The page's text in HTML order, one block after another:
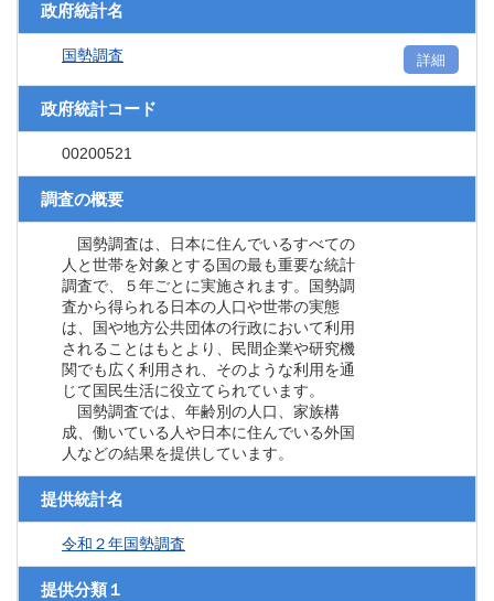
政府統計名
国勢調査 詳細
政府統計コード
00200521
調査の概要
国勢調査は、日本に住んでいるすべての
人と世帯を対象とする国の最も重要な統計
調査で、５年ごとに実施されます。国勢調
査から得られる日本の人口や世帯の実態
は、国や地方公共団体の行政において利用
されることはもとより、民間企業や研究機
関でも広く利用され、そのような利用を通
じて国民生活に役立てられています。
国勢調査では、年齢別の人口、家族構
成、働いている人や日本に住んでいる外国
人などの結果を提供しています。
提供統計名
令和２年国勢調査
提供分類１